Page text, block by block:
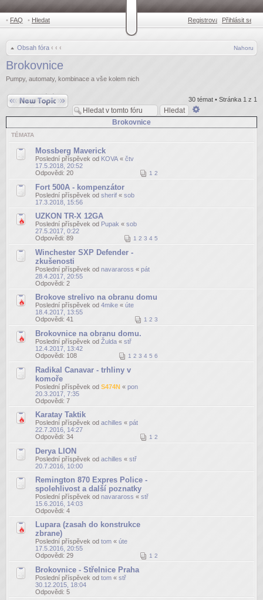
• FAQ • Hledat Registrovat •Přihlásit se
Obsah fóra ‹ ‹ ‹ Nahoru
Brokovnice
Pumpy, automaty, kombinace a vše kolem nich
30 témat • Stránka 1 z 1
Odeslat nové téma
hledání
Brokovnice
TÉMATA
Mossberg Maverick
Poslední příspěvek od KOVA « čtv
17.5.2018, 20:52
Odpovědi: 20 1 2
Fort 500A - kompenzátor
Poslední příspěvek od sherif « sob
17.3.2018, 15:56
UZKON TR-X 12GA
Poslední příspěvek od Pupak « sob
27.5.2017, 0:22
Odpovědi: 89 1 2 3 4 5
Winchester SXP Defender -
zkušenosti
Poslední příspěvek od navaraross « pát
28.4.2017, 20:55
Odpovědi: 2
Brokove strelivo na obranu domu
Poslední příspěvek od 4mike « úte
18.4.2017, 13:55
Odpovědi: 41 1 2 3
Brokovnice na obranu domu.
Poslední příspěvek od Žulda « stř
12.4.2017, 13:42
Odpovědi: 108 1 2 3 4 5 6
Radikal Canavar - trhliny v
komoře
Poslední příspěvek od S474N « pon
20.3.2017, 7:35
Odpovědi: 7
Karatay Taktik
Poslední příspěvek od achilles « pát
22.7.2016, 14:27
Odpovědi: 34 1 2
Derya LION
Poslední příspěvek od achilles « stř
20.7.2016, 10:00
Remington 870 Expres Police -
spolehlivost a další poznatky
Poslední příspěvek od navaraross « stř
15.6.2016, 14:03
Odpovědi: 4
Lupara (zasah do konstrukce
zbrane)
Poslední příspěvek od tom « úte
17.5.2016, 20:55
Odpovědi: 29 1 2
Brokovnice - Střelnice Praha
Poslední příspěvek od tom « stř
30.12.2015, 18:04
Odpovědi: 5